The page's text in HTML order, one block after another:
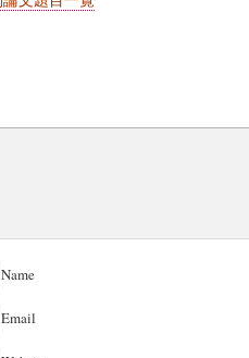
Name
Email